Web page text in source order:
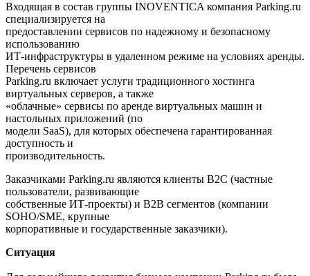
Входящая в состав группы INOVENTICA компания Parking.ru
специализируется на
предоставлении сервисов по надежному и безопасному
использованию
ИТ-инфраструктуры в удаленном режиме на условиях аренды.
Перечень сервисов
Parking.ru включает услуги традиционного хостинга
виртуальных серверов, а также
«облачные» сервисы по аренде виртуальных машин и
настольных приложений (по
модели SaaS), для которых обеспечена гарантированная
доступность и
производительность.
Заказчиками Parking.ru являются клиенты B2C (частные
пользователи, развивающие
собственные ИТ-проекты) и B2B сегментов (компании
SOHO/SME, крупные
корпоративные и государственные заказчики).
Ситуация